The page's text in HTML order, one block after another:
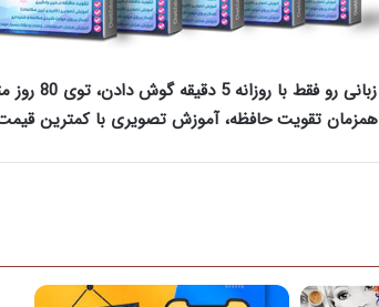
، هر
همزمان تقویت حافظه، آموزش تصویری با کمترین